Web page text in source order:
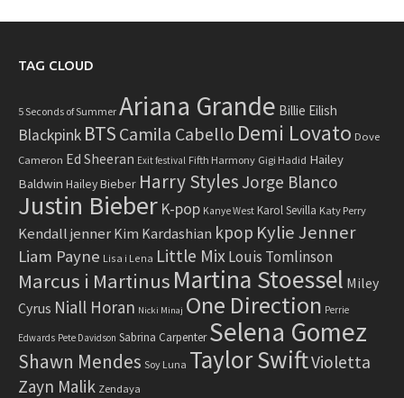
TAG CLOUD
5 Seconds of Summer Ariana Grande Billie Eilish
Blackpink BTS Camila Cabello Demi Lovato Dove
Cameron Ed Sheeran Exit festival Fifth Harmony Gigi Hadid Hailey
Baldwin Hailey Bieber Harry Styles Jorge Blanco
Justin Bieber K-pop Kanye West Karol Sevilla Katy Perry
Kendall jenner Kim Kardashian kpop Kylie Jenner
Liam Payne Lisa i Lena Little Mix Louis Tomlinson
Marcus i Martinus Martina Stoessel Miley
Cyrus Niall Horan Nicki Minaj One Direction Perrie
Edwards Pete Davidson Sabrina Carpenter Selena Gomez
Shawn Mendes Soy Luna Taylor SwiftVioletta
Zayn Malik Zendaya